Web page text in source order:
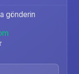
gönderin